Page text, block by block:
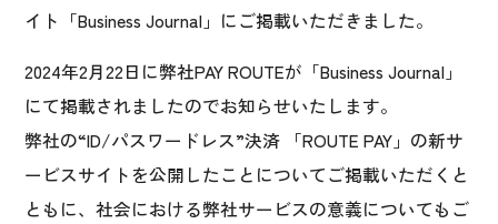
イト「Business Journal」にご掲載いただきました。
2024年2月22日に弊社PAY ROUTEが「Business Journal」
にて掲載されましたのでお知らせいたします。
弊社の“ID/パスワードレス”決済 「ROUTE PAY」の新サ
ービスサイトを公開したことについてご掲載いただくと
ともに、社会における弊社サービスの意義についてもご